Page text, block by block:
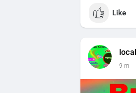
sàn.
phiếu để tiến
được dollar
Tiên.
- Công nghệ
Like
9 m